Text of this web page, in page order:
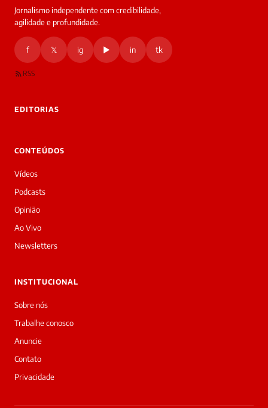
Jornalismo independente com credibilidade,
agilidade e profundidade.
f 𝕏 ig ▶ in tk
RSS
EDITORIAS
CONTEÚDOS
Vídeos
Podcasts
Opinião
Ao Vivo
Newsletters
INSTITUCIONAL
Sobre nós
Trabalhe conosco
Anuncie
Contato
Privacidade